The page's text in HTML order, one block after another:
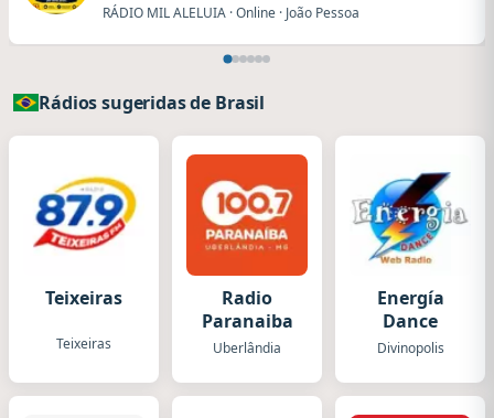
RÁDIO MIL ALELUIA · Online · João Pessoa
Rádios sugeridas de Brasil
Teixeiras
Teixeiras
Radio
Paranaiba
Uberlândia
Energía
Dance
Divinopolis